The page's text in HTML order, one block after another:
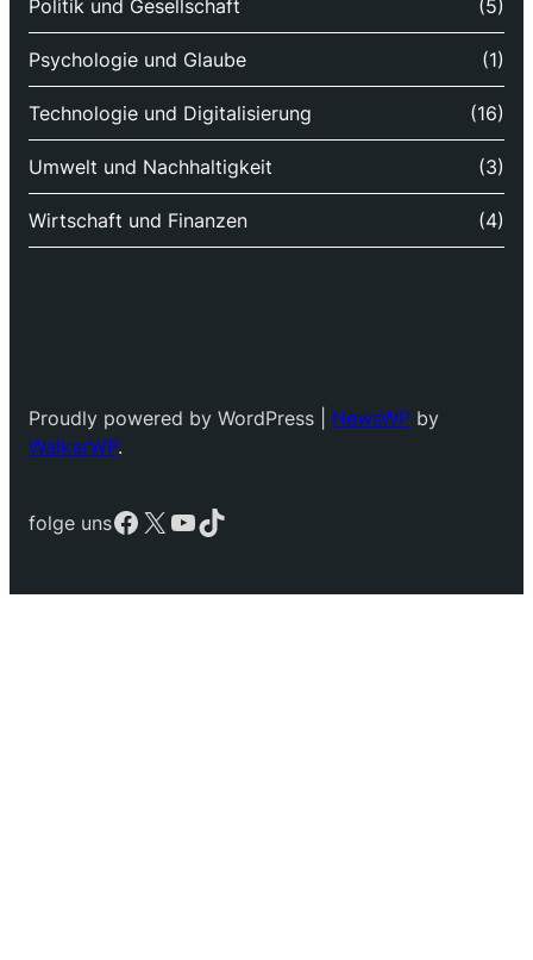
Politik und Gesellschaft (5)
Psychologie und Glaube (1)
Technologie und Digitalisierung (16)
Umwelt und Nachhaltigkeit (3)
Wirtschaft und Finanzen (4)
Proudly powered by WordPress | NewsWP by
WalkerWP.
folge unsFacebook
X YouTube
TikTok